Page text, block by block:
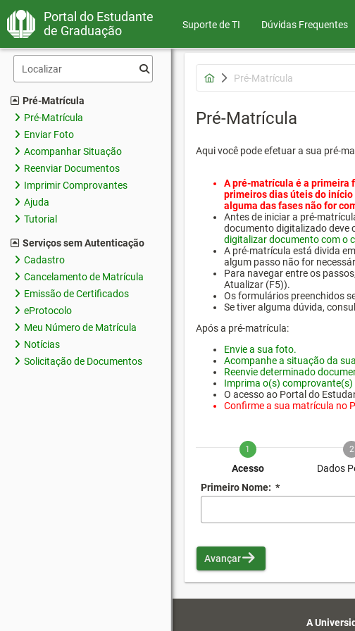
Portal do Estudante
de Graduação
Suporte de TI Dúvidas Frequentes
Pré-Matrícula
Pré-Matrícula
Enviar Foto
Acompanhar Situação
Reenviar Documentos
Imprimir Comprovantes
Ajuda
Tutorial
Serviços sem Autenticação
Cadastro
Cancelamento de Matrícula
Emissão de Certificados
eProtocolo
Meu Número de Matrícula
Notícias
Solicitação de Documentos
Pré-Matrícula
Pré-Matrícula
Aqui você pode efetuar a sua pré-
A pré-matrícula é a primeira
primeiros dias úteis do início
alguma das fases não for
Antes de iniciar a pré-
documento digitalizado deve
digitalizar documento com o
A pré-matrícula está divida
algum passo não for
Para navegar entre os
Atualizar (F5)).
Os formulários preenchidos
Se tiver alguma dúvida,
Após a pré-matrícula:
Envie a sua foto.
Acompanhe a situação da
Reenvie determinado
Imprima o(s)
O acesso ao Portal do
Confirme a sua matrícula no
1
Acesso
2
Dados
Primeiro Nome: *
Avançar
A